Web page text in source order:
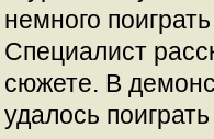
немного
Специалист
сюжете. В
удалось